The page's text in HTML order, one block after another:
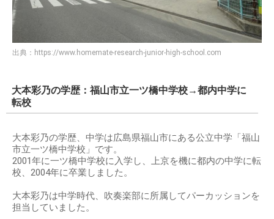
出典： https://www.homemate-research-junior-high-school.com
大本彩乃の学歴：福山市立一ツ橋中学校→都内中学に
転校
大本彩乃の学歴、中学は広島県福山市にある公立中学「福山
市立一ツ橋中学校」です。
2001年に一ツ橋中学校に入学し、上京を機に都内の中学に転
校、2004年に卒業しました。
大本彩乃は中学時代、吹奏楽部に所属してパーカッションを
担当していました。